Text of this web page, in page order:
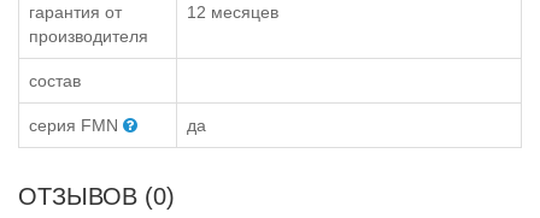
гарантия от
производителя
12 месяцев
состав
серия FMN да
ОТЗЫВОВ (0)